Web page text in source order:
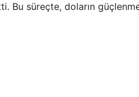
Bu süreçte, doların